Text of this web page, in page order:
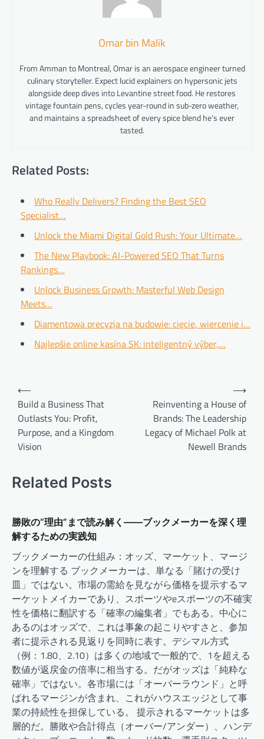
Omar bin Malik
From Amman to Montreal, Omar is an aerospace engineer turned
culinary storyteller. Expect lucid explainers on hypersonic jets
alongside deep dives into Levantine street food. He restores
vintage fountain pens, cycles year-round in sub-zero weather,
and maintains a spreadsheet of every spice blend he’s ever
tasted.
Related Posts:
Who Really Delivers? Finding the Best SEO
Specialist…
Unlock the Miami Digital Gold Rush: Your Ultimate…
The New Playbook: AI-Powered SEO That Turns
Rankings…
Unlock Business Growth: Masterful Web Design
Meets…
Diamentowa precyzja na budowie: cięcie, wiercenie i…
Najlepšie online kasína SK: inteligentný výber,…
Post
navigation
⟵
Build a Business That
Outlasts You: Profit,
Purpose, and a Kingdom
Vision
Reinventing a House of
Brands: The Leadership
Legacy of Michael Polk at
Newell Brands
⟶
Related Posts
勝敗の“理由”まで読み解く——ブックメーカーを深く理
解するための実践知
ブックメーカーの仕組み：オッズ、マーケット、マージ
ンを理解する ブックメーカーは、単なる「賭けの受け
皿」ではない。市場の需給を見ながら価格を提示するマ
ーケットメイカーであり、スポーツやeスポーツの不確実
性を価格に翻訳する「確率の編集者」でもある。中心に
あるのはオッズで、これは事象の起こりやすさと、参加
者に提示される見返りを同時に表す。デシマル方式
（例：1.80、2.10）は多くの地域で一般的で、1を超える
数値が返戻金の倍率に相当する。だがオッズは「純粋な
確率」ではない。各市場には「オーバーラウンド」と呼
ばれるマージンが含まれ、これがハウスエッジとして事
業の持続性を担保している。 提示されるマーケットは多
層的だ。勝敗や合計得点（オーバー/アンダー）、ハンデ